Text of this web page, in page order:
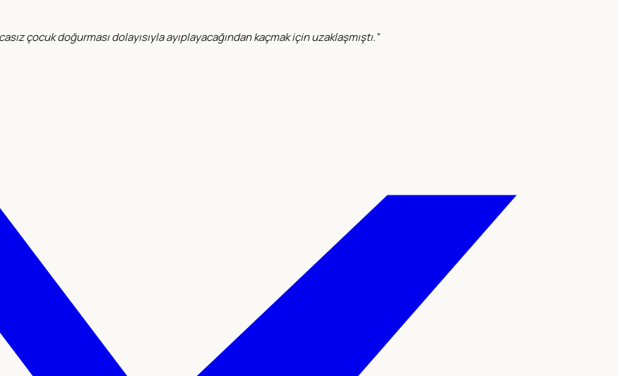
çocuk doğurması dolayısıyla ayıplayacağından kaçmak için uzaklaşmıştı.”